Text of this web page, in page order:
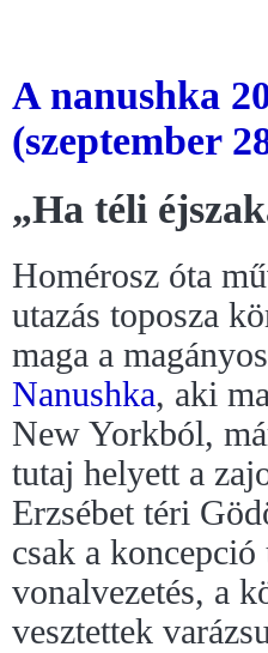
A nanushka
(szeptember
„Ha téli
Homérosz óta
utazás toposza
maga a
Nanushka, aki
New Yorkból,
tutaj helyett a
Erzsébet téri
csak a koncepció
vonalvezetés, a
vesztettek